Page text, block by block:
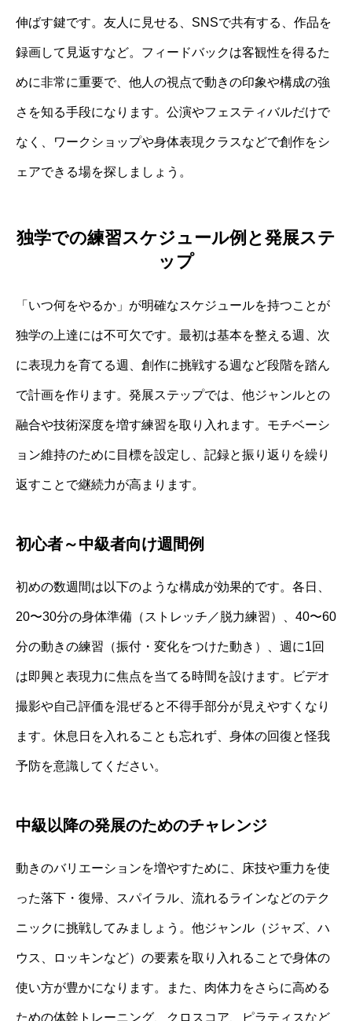
伸ばす鍵です。友人に見せる、SNSで共有する、作品を
録画して見返すなど。フィードバックは客観性を得るた
めに非常に重要で、他人の視点で動きの印象や構成の強
さを知る手段になります。公演やフェスティバルだけで
なく、ワークショップや身体表現クラスなどで創作をシ
ェアできる場を探しましょう。
独学での練習スケジュール例と発展ステ
ップ
「いつ何をやるか」が明確なスケジュールを持つことが
独学の上達には不可欠です。最初は基本を整える週、次
に表現力を育てる週、創作に挑戦する週など段階を踏ん
で計画を作ります。発展ステップでは、他ジャンルとの
融合や技術深度を増す練習を取り入れます。モチベーシ
ョン維持のために目標を設定し、記録と振り返りを繰り
返すことで継続力が高まります。
初心者～中級者向け週間例
初めの数週間は以下のような構成が効果的です。各日、
20〜30分の身体準備（ストレッチ／脱力練習）、40〜60
分の動きの練習（振付・変化をつけた動き）、週に1回
は即興と表現力に焦点を当てる時間を設けます。ビデオ
撮影や自己評価を混ぜると不得手部分が見えやすくなり
ます。休息日を入れることも忘れず、身体の回復と怪我
予防を意識してください。
中級以降の発展のためのチャレンジ
動きのバリエーションを増やすために、床技や重力を使
った落下・復帰、スパイラル、流れるラインなどのテク
ニックに挑戦してみましょう。他ジャンル（ジャズ、ハ
ウス、ロッキンなど）の要素を取り入れることで身体の
使い方が豊かになります。また、肉体力をさらに高める
ための体幹トレーニング、クロスコア、ピラティスなど